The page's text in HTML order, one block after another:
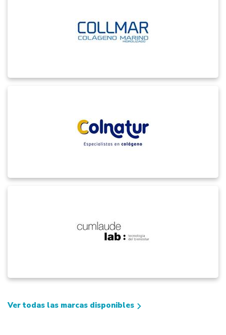
Ver todas las marcas disponibles